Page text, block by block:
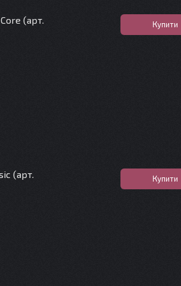
(арт.
Купити
(арт.
Купити